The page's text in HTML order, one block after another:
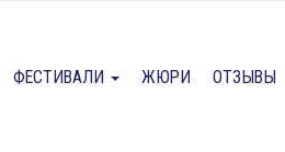
ФЕСТИВАЛИ ЖЮРИ ОТЗЫВЫ